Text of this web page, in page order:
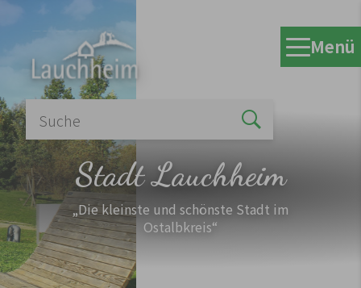
Zum Hauptinhalt springen
Menü
Stadt Lauchheim
„Die kleinste und schönste Stadt im
Ostalbkreis“